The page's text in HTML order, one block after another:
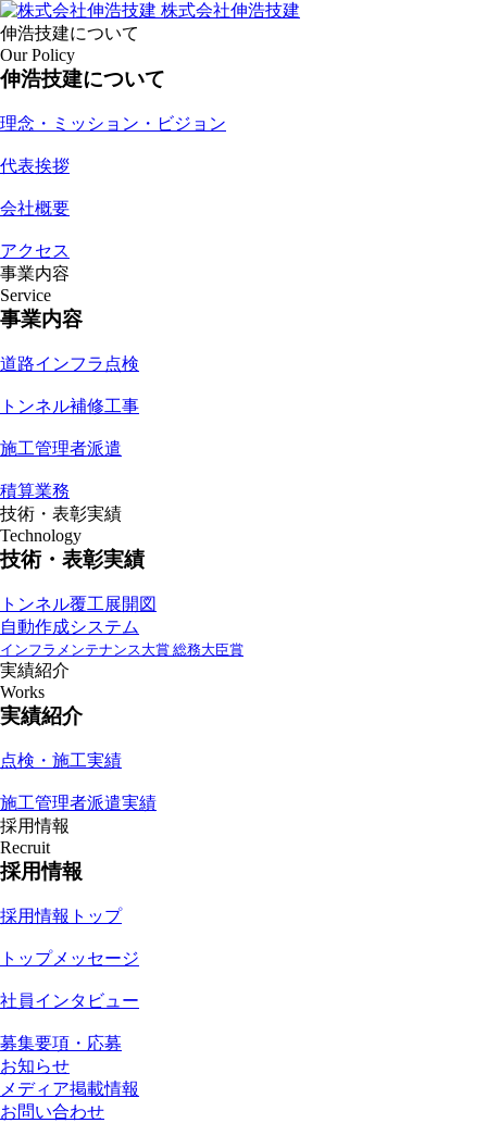
株式会社伸浩技建
伸浩技建について
Our Policy
伸浩技建について
理念・ミッション・ビジョン
代表挨拶
会社概要
アクセス
事業内容
Service
事業内容
道路インフラ点検
トンネル補修工事
施工管理者派遣
積算業務
技術・表彰実績
Technology
技術・表彰実績
トンネル覆工展開図
自動作成システム
インフラメンテナンス大賞 総務大臣賞
実績紹介
Works
実績紹介
点検・施工実績
施工管理者派遣実績
採用情報
Recruit
採用情報
採用情報トップ
トップメッセージ
社員インタビュー
募集要項・応募
お知らせ
メディア掲載情報
お問い合わせ